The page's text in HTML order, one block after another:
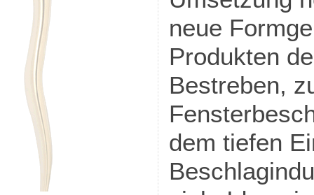
neue
Produkten
Bestreben,
dem tiefen